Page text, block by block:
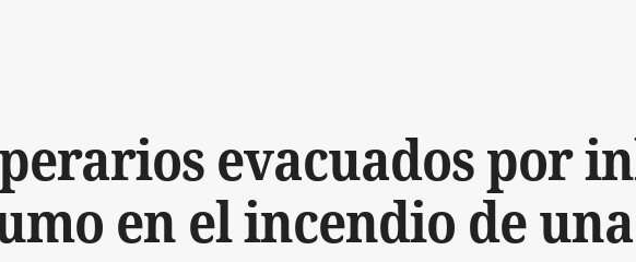
evacuados por
en el incendio de